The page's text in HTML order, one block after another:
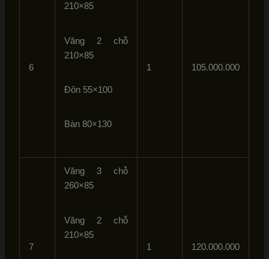
6
210×85
Văng 2 chỗ
210×85
Đôn 55×100
Bàn 80×130
1 105.000.000
7
Văng 3 chỗ
260×85
Văng 2 chỗ
210×85
1
120.000.000